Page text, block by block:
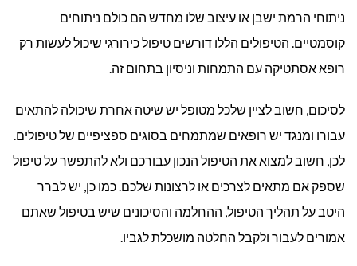
ניתוחי הרמת ישבן או עיצוב שלו מחדש הם כולם ניתוחים
קוסמטיים. הטיפולים הללו דורשים טיפול כירורגי שיכול לעשות רק
רופא אסתטיקה עם התמחות וניסיון בתחום זה.
לסיכום, חשוב לציין שלכל מטופל יש שיטה אחרת שיכולה להתאים
עבורו ומנגד יש רופאים שמתמחים בסוגים ספציפיים של טיפולים.
לכן, חשוב למצוא את הטיפול הנכון עבורכם ולא להתפשר על טיפול
שספק אם מתאים לצרכים או לרצונות שלכם. כמו כן, יש לברר
היטב על תהליך הטיפול, ההחלמה והסיכונים שיש בטיפול שאתם
אמורים לעבור ולקבל החלטה מושכלת לגביו.